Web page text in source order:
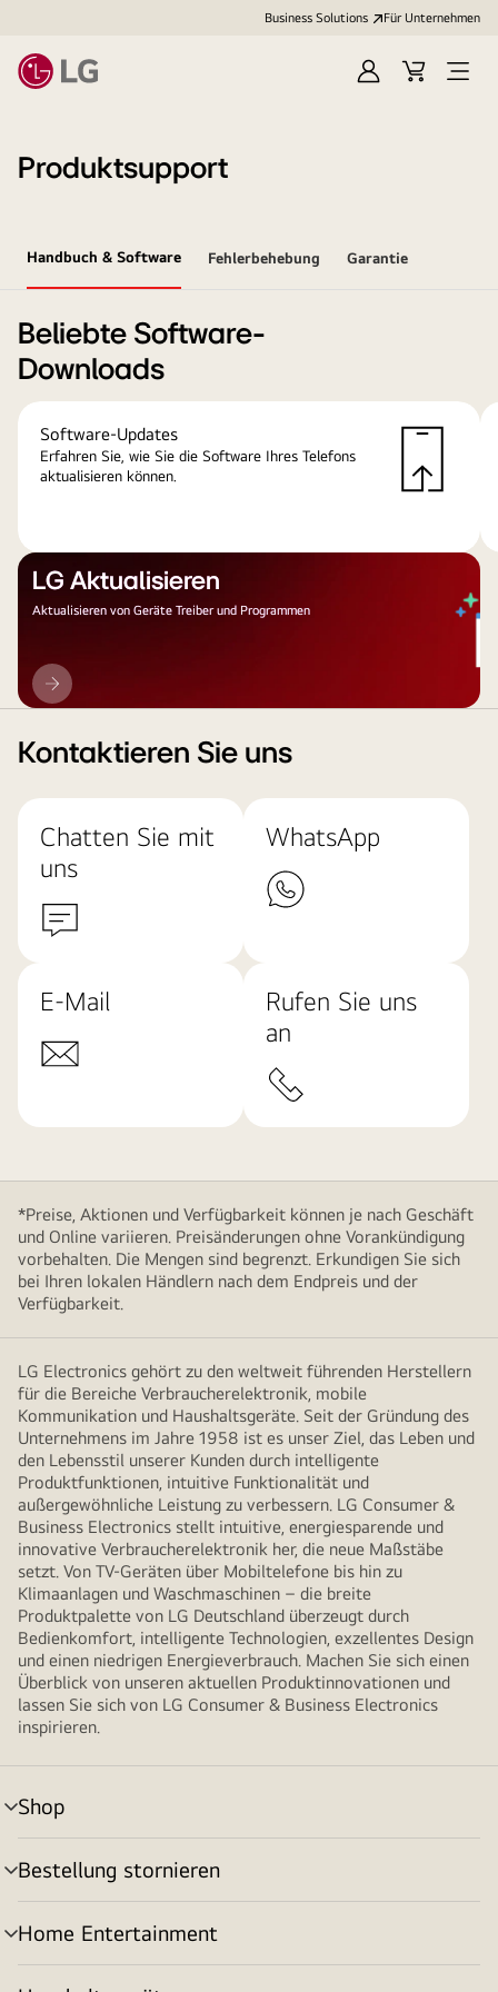
Business Solutions Für Unternehmen
Anmelden
Cart
Open
Produktsupport
Handbuch & Software Fehlerbehebung Garantie
Beliebte Software-
Downloads
Software-Updates
Erfahren Sie, wie Sie die Software Ihres Telefons
aktualisieren können.
LG Aktualisieren
Aktualisieren von Geräte Treiber und Programmen
LG
Aktualisieren
Kontaktieren Sie uns
Chatten Sie mit
uns
WhatsApp
E-Mail
Rufen Sie uns
an
*Preise, Aktionen und Verfügbarkeit können je nach Geschäft
und Online variieren. Preisänderungen ohne Vorankündigung
vorbehalten. Die Mengen sind begrenzt. Erkundigen Sie sich
bei Ihren lokalen Händlern nach dem Endpreis und der
Verfügbarkeit.
LG Electronics gehört zu den weltweit führenden Herstellern
für die Bereiche Verbraucherelektronik, mobile
Kommunikation und Haushaltsgeräte. Seit der Gründung des
Unternehmens im Jahre 1958 ist es unser Ziel, das Leben und
den Lebensstil unserer Kunden durch intelligente
Produktfunktionen, intuitive Funktionalität und
außergewöhnliche Leistung zu verbessern. LG Consumer &
Business Electronics stellt intuitive, energiesparende und
innovative Verbraucherelektronik her, die neue Maßstäbe
setzt. Von TV-Geräten über Mobiltelefone bis hin zu
Klimaanlagen und Waschmaschinen – die breite
Produktpalette von LG Deutschland überzeugt durch
Bedienkomfort, intelligente Technologien, exzellentes Design
und einen niedrigen Energieverbrauch. Machen Sie sich einen
Überblick von unseren aktuellen Produktinnovationen und
lassen Sie sich von LG Consumer & Business Electronics
inspirieren.
Shop
Menü
umschalten
Bestellung stornieren
Menü
umschalten
Home Entertainment
Menü
umschalten